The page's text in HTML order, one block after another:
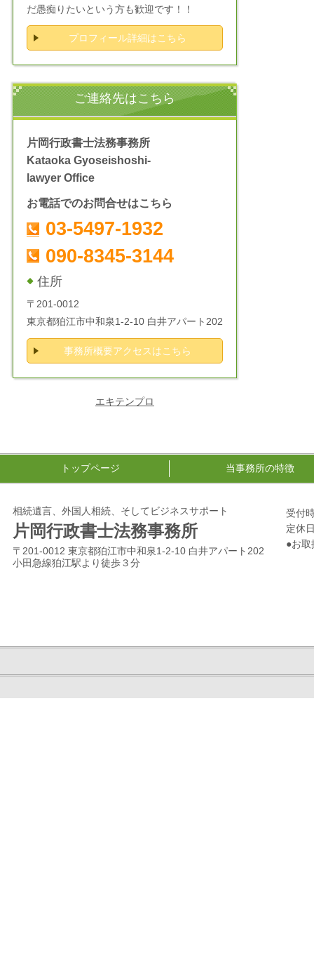
だ愚痴りたいという方も歓迎です！！
プロフィール詳細はこちら
ご連絡先はこちら
片岡行政書士法務事務所
Kataoka Gyoseishoshi-
lawyer Office
お電話でのお問合せはこちら
03-5497-1932
090-8345-3144
住所
〒201-0012
東京都狛江市中和泉1-2-10 白井アパート202
事務所概要アクセスはこちら
エキテンプロ
トップページ 当事務所の特徴
相続遺言、外国人相続、そしてビジネスサポート
片岡行政書士法務事務所
〒201-0012 東京都狛江市中和泉1-2-10 白井アパート202
小田急線狛江駅より徒歩３分
受付
定休
●お取